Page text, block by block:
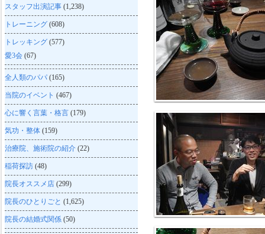
スタッフ出演記事 (1,238)
トレーニング (608)
トレッキング (577)
愛3会 (67)
全人類のパパ (165)
当院のイベント (467)
心に響く言葉・格言 (179)
気功・整体 (159)
治療院、施術院の紹介 (22)
稲荷探訪 (48)
院長オススメ店 (299)
院長のひとりごと (1,625)
院長の結婚式関係 (50)